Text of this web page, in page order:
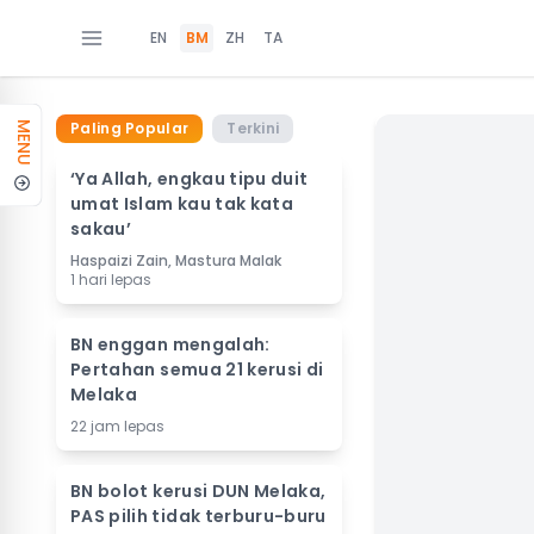
EN BM ZH TA
MENU Paling Popular Terkini
‘Ya Allah, engkau tipu duit
umat Islam kau tak kata
sakau’
Haspaizi Zain, Mastura Malak
1 hari lepas
BN enggan mengalah:
Pertahan semua 21 kerusi di
Melaka
22 jam lepas
BN bolot kerusi DUN Melaka,
PAS pilih tidak terburu-buru